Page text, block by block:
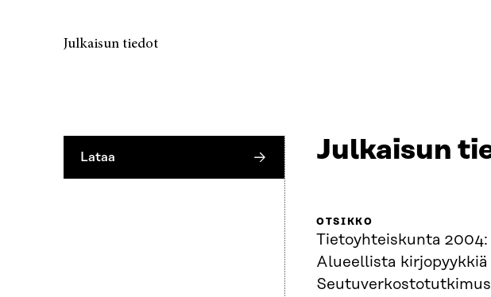
Julkaisun tiedot
Lataa Julkaisun
OTSIKKO
Tietoyhteiskunta 2004:
Alueellista kirjopyykkiä
Seutuverkostotutkimus